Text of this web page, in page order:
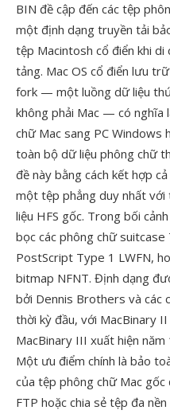
BIN đề cập đến các tệp
một định dạng truyền tải
tệp Macintosh cổ điển khi di
tảng. Mac OS cổ điển lưu
fork — một luồng dữ liệu
không phải Mac — có nghĩa
chữ Mac sang PC Windows
toàn bộ dữ liệu phông chữ
đề này bằng cách kết hợp
một tệp phẳng duy nhất
liệu HFS gốc. Trong bối
bọc các phông chữ
PostScript Type 1 LWFN,
bitmap NFNT. Định dạng
bởi Dennis Brothers và các
thời kỳ đầu, với MacBinary
MacBinary III xuất hiện
Một ưu điểm chính là bảo
của tệp phông chữ Mac
FTP hoặc chia sẻ tệp đa